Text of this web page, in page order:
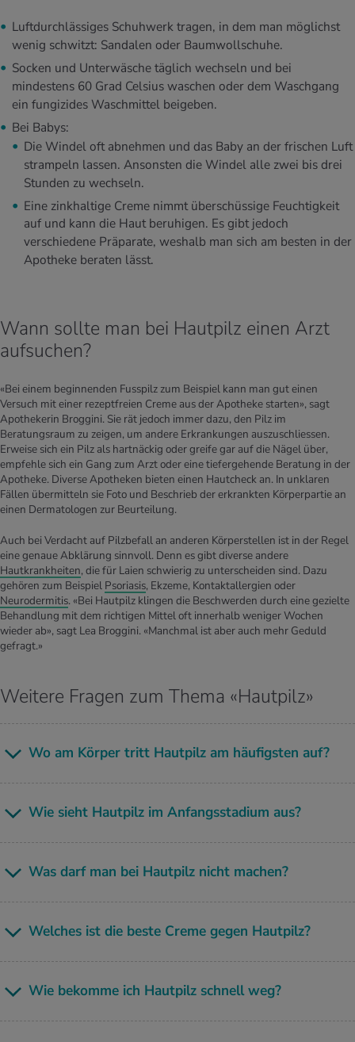
Luftdurchlässiges Schuhwerk tragen, in dem man möglichst
wenig schwitzt: Sandalen oder Baumwollschuhe.
Socken und Unterwäsche täglich wechseln und bei
mindestens 60 Grad Celsius waschen oder dem Waschgang
ein fungizides Waschmittel beigeben.
Bei Babys:
Die Windel oft abnehmen und das Baby an der frischen Luft
strampeln lassen. Ansonsten die Windel alle zwei bis drei
Stunden zu wechseln.
Eine zinkhaltige Creme nimmt überschüssige Feuchtigkeit
auf und kann die Haut beruhigen. Es gibt jedoch
verschiedene Präparate, weshalb man sich am besten in der
Apotheke beraten lässt.
Wann sollte man bei Hautpilz einen Arzt
aufsuchen?
«Bei einem beginnenden Fusspilz zum Beispiel kann man gut einen
Versuch mit einer rezeptfreien Creme aus der Apotheke starten», sagt
Apothekerin Broggini. Sie rät jedoch immer dazu, den Pilz im
Beratungsraum zu zeigen, um andere Erkrankungen auszuschliessen.
Erweise sich ein Pilz als hartnäckig oder greife gar auf die Nägel über,
empfehle sich ein Gang zum Arzt oder eine tiefergehende Beratung in der
Apotheke. Diverse Apotheken bieten einen Hautcheck an. In unklaren
Fällen übermitteln sie Foto und Beschrieb der erkrankten Körperpartie an
einen Dermatologen zur Beurteilung.
Auch bei Verdacht auf Pilzbefall an anderen Körperstellen ist in der Regel
eine genaue Abklärung sinnvoll. Denn es gibt diverse andere
Hautkrankheiten, die für Laien schwierig zu unterscheiden sind. Dazu
gehören zum Beispiel Psoriasis, Ekzeme, Kontaktallergien oder
Neurodermitis. «Bei Hautpilz klingen die Beschwerden durch eine gezielte
Behandlung mit dem richtigen Mittel oft innerhalb weniger Wochen
wieder ab», sagt Lea Broggini. «Manchmal ist aber auch mehr Geduld
gefragt.»
Weitere Fragen zum Thema «Hautpilz»
Wo am Kör­per tritt Haut­pilz am häu­figs­ten auf?
Wie sieht Haut­pilz im An­fangs­sta­di­um aus?
Was darf man bei Haut­pilz nicht ma­chen?
Wel­ches ist die beste Creme gegen Haut­pilz?
Wie be­kom­me ich Haut­pilz schnell weg?